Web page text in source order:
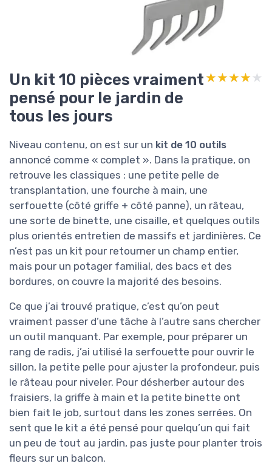
Un kit 10 pièces vraiment
pensé pour le jardin de
tous les jours
★★★★★
★★★★★
Niveau contenu, on est sur un kit de 10 outils
annoncé comme « complet ». Dans la pratique, on
retrouve les classiques : une petite pelle de
transplantation, une fourche à main, une
serfouette (côté griffe + côté panne), un râteau,
une sorte de binette, une cisaille, et quelques outils
plus orientés entretien de massifs et jardinières. Ce
n’est pas un kit pour retourner un champ entier,
mais pour un potager familial, des bacs et des
bordures, on couvre la majorité des besoins.
Ce que j’ai trouvé pratique, c’est qu’on peut
vraiment passer d’une tâche à l’autre sans chercher
un outil manquant. Par exemple, pour préparer un
rang de radis, j’ai utilisé la serfouette pour ouvrir le
sillon, la petite pelle pour ajuster la profondeur, puis
le râteau pour niveler. Pour désherber autour des
fraisiers, la griffe à main et la petite binette ont
bien fait le job, surtout dans les zones serrées. On
sent que le kit a été pensé pour quelqu’un qui fait
un peu de tout au jardin, pas juste pour planter trois
fleurs sur un balcon.